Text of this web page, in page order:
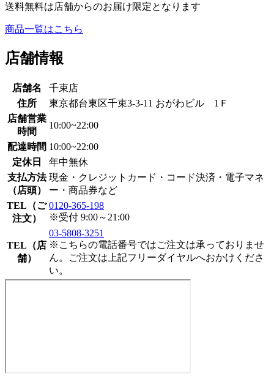
送料無料は店舗からのお届け限定となります
商品一覧はこちら
店舗情報
店舗名
千束店
住所
東京都台東区千束3-3-11 おがわビル 1Ｆ
店舗営業
時間
10:00~22:00
配達時間 10:00~22:00
定休日
年中無休
支払方法
（店頭）
現金・クレジットカード・コード決済・電子マネ
ー・商品券など
TEL（ご
注文）
0120-365-198
※受付 9:00～21:00
TEL（店
舗）
03-5808-3251
※こちらの電話番号ではご注文は承っておりませ
ん。ご注文は上記フリーダイヤルへおかけくださ
い。